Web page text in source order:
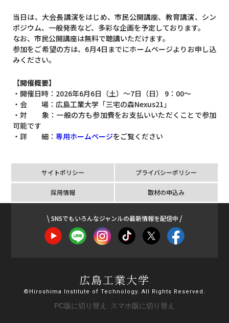
当日は、大会長講演をはじめ、市民公開講座、教育講演、シン
ポジウム、一般発表など、多彩な企画を予定しております。
なお、市民公開講座は無料で聴講いただけます。
参加をご希望の方は、 6月4日までにホームページよりお申し込
みください。
【開催概要】
・開催日時： 2026年6月6日（土）～7日（日） 9 ： 00～
・会 場：広島工業大学「三宅の森Nexus21」
・対 象：一般の方も参加費をお支払いいただくことで参加
可能です
・詳 細： 専用ホームページをご覧ください
サイトポリシー プライバシーポリシー
採用情報 取材の申込み
SNSでもいろんなジャンルの最新情報を配信中
広島工業大学
©Hiroshima Institute of Technology. All Rights Reserved.
PC版に切り替え スマホ版に切り替え